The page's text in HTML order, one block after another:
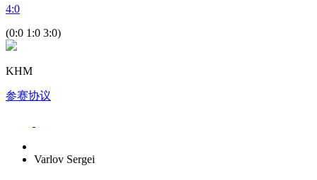
4:0
(0:0 1:0 3:0)
KHM
参赛协议
Varlov Sergei